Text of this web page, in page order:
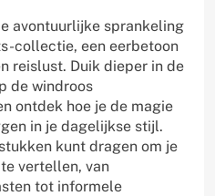
avontuurlijke sprankeling
collectie, een eerbetoon
reislust. Duik dieper in de
de windroos
ontdek hoe je de magie
in je dagelijkse stijl.
kunt dragen om je
vertellen, van
tot informele